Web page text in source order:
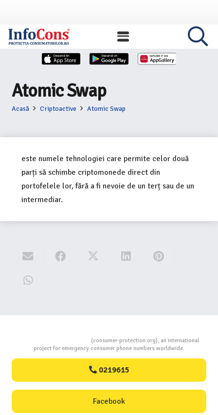
Atomic Swap
Acasă Criptoactive Atomic Swap
este numele tehnologiei care permite celor două
parți să schimbe criptomonede direct din
portofelele lor, fără a fi nevoie de un terț sau de un
intermediar.
(consumer-protection.org), an international
project for emergency consumer phone numbers worldwide.
0219615
Facebook